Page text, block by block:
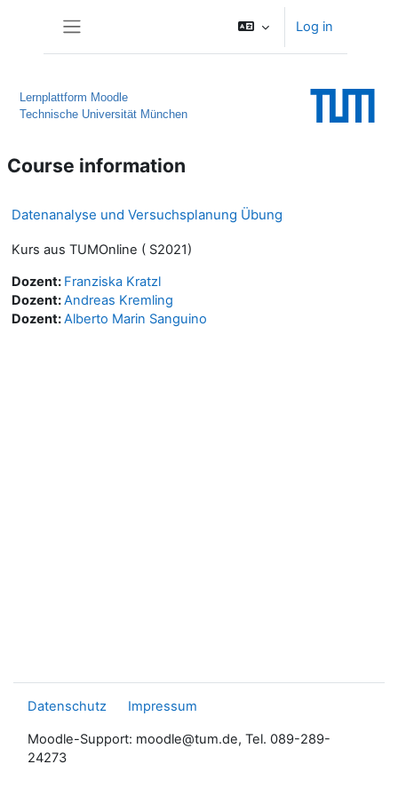
Log in
Lernplattform Moodle
Technische Universität München
Course information
Datenanalyse und Versuchsplanung Übung
Kurs aus TUMOnline ( S2021)
Dozent: Franziska Kratzl
Dozent:Andreas Kremling
Dozent:Alberto Marin Sanguino
Datenschutz Impressum
Moodle-Support: moodle@tum.de, Tel. 089-289-
24273